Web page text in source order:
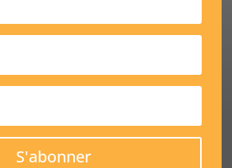
S'abonner